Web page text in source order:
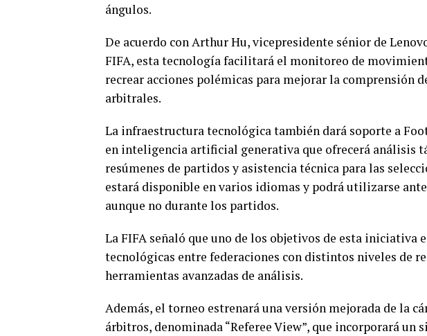
ángulos.
De acuerdo con Arthur Hu, vicepresidente sénior de
FIFA, esta tecnología facilitará el monitoreo de
recrear acciones polémicas para mejorar la comprensión
arbitrales.
La infraestructura tecnológica también dará soporte a
en inteligencia artificial generativa que ofrecerá análisis
resúmenes de partidos y asistencia técnica para las
estará disponible en varios idiomas y podrá utilizarse
aunque no durante los partidos.
La FIFA señaló que uno de los objetivos de esta iniciativa
tecnológicas entre federaciones con distintos niveles de
herramientas avanzadas de análisis.
Además, el torneo estrenará una versión mejorada de la
árbitros, denominada “Referee View”, que incorporará un